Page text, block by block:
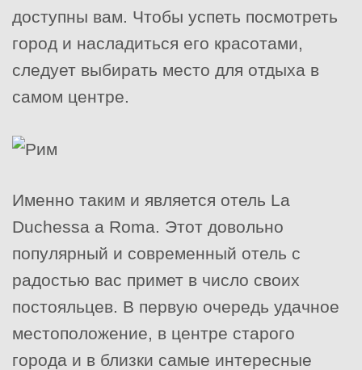
доступны вам. Чтобы успеть посмотреть
город и насладиться его красотами,
следует выбирать место для отдыха в
самом центре.
Именно таким и является отель La
Duchessa a Roma. Этот довольно
популярный и современный отель с
радостью вас примет в число своих
постояльцев. В первую очередь удачное
местоположение, в центре старого
города и в близки самые интересные